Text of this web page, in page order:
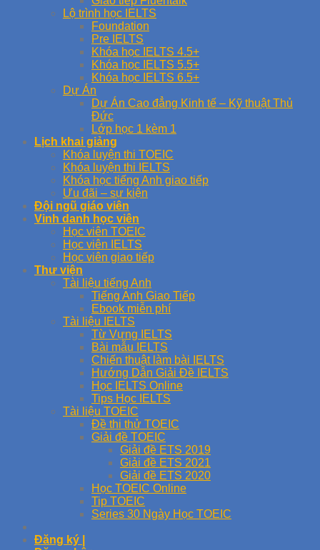
Lộ trình học IELTS
Foundation
Pre IELTS
Khóa học IELTS 4.5+
Khóa học IELTS 5.5+
Khóa học IELTS 6.5+
Dự Án
Dự Án Cao đẳng Kinh tế – Kỹ thuật Thủ
Đức
Lớp học 1 kèm 1
Lịch khai giảng
Khóa luyện thi TOEIC
Khóa luyện thi IELTS
Khóa học tiếng Anh giao tiếp
Ưu đãi – sự kiện
Đội ngũ giáo viên
Vinh danh học viên
Học viên TOEIC
Học viên IELTS
Học viên giao tiếp
Thư viện
Tài liệu tiếng Anh
Tiếng Anh Giao Tiếp
Ebook miễn phí
Tài liệu IELTS
Từ Vựng IELTS
Bài mẫu IELTS
Chiến thuật làm bài IELTS
Hướng Dẫn Giải Đề IELTS
Học IELTS Online
Tips Học IELTS
Tài liệu TOEIC
Đề thi thử TOEIC
Giải đề TOEIC
Giải đề ETS 2019
Giải đề ETS 2021
Giải đề ETS 2020
Học TOEIC Online
Tip TOEIC
Series 30 Ngày Học TOEIC
Đăng ký |